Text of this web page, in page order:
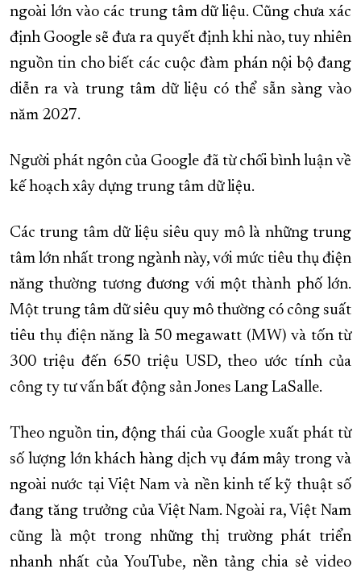
ngoài lớn vào các trung tâm dữ liệu. Cũng chưa xác
định Google sẽ đưa ra quyết định khi nào, tuy nhiên
nguồn tin cho biết các cuộc đàm phán nội bộ đang
diễn ra và trung tâm dữ liệu có thể sẵn sàng vào
năm 2027.
Người phát ngôn của Google đã từ chối bình luận về
kế hoạch xây dựng trung tâm dữ liệu.
Các trung tâm dữ liệu siêu quy mô là những trung
tâm lớn nhất trong ngành này, với mức tiêu thụ điện
năng thường tương đương với một thành phố lớn.
Một trung tâm dữ siêu quy mô thường có công suất
tiêu thụ điện năng là 50 megawatt (MW) và tốn từ
300 triệu đến 650 triệu USD, theo ước tính của
công ty tư vấn bất động sản Jones Lang LaSalle.
Theo nguồn tin, động thái của Google xuất phát từ
số lượng lớn khách hàng dịch vụ đám mây trong và
ngoài nước tại Việt Nam và nền kinh tế kỹ thuật số
đang tăng trưởng của Việt Nam. Ngoài ra, Việt Nam
cũng là một trong những thị trường phát triển
nhanh nhất của YouTube, nền tảng chia sẻ video